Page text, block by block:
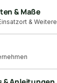
& Maße
& Weitere